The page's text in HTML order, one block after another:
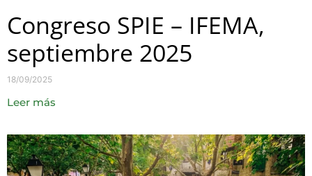
Congreso SPIE – IFEMA,
septiembre 2025
18/09/2025
Leer más